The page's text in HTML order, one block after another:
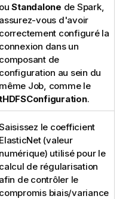
ouStandalone de Spark,
assurez-vous d'avoir
correctement configuré la
connexion dans un
composant de
configuration au sein du
même Job, comme le
.
le coefficient
ElasticNet (valeur
numérique) utilisé pour le
calcul de régularisation
afin de contrôler le
compromis biais/variance